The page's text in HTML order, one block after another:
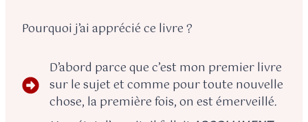
Pourquoi j’ai apprécié ce livre ?
D’abord parce que c’est mon premier livre
sur le sujet et comme pour toute nouvelle
chose, la première fois, on est émerveillé.